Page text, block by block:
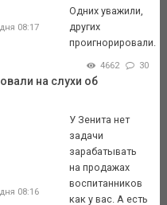
08:17
Одних уважили,
других
проигнорировали.
4662 30
на слухи об
08:16
У Зенита нет
задачи
зарабатывать
на продажах
воспитанников
как у вас. А есть